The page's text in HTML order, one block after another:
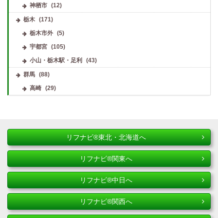
神栖市
(12)
栃木 (171)
栃木市外
(5)
宇都宮
(105)
小山・栃木駅・足利
(43)
群馬 (88)
高崎
(29)
リフナビ®東北・北海道へ
リフナビ®関東へ
リフナビ®中日へ
リフナビ®関西へ